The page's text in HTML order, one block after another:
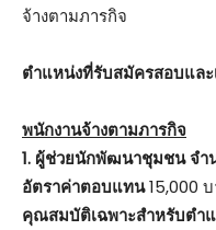
จ้างตามภารกิจ
ตําแหน่งที่รับสมัครสอบและ
พนักงานจ้างตามภารกิจ
1. ผู้ช่วยนักพัฒนาชุมชน จำ
อัตราค่าตอบแทน15,000
คุณสมบัติเฉพาะสำหรับตำ